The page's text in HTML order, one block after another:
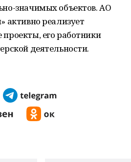
значимых объектов. АО
активно реализует
его работники
деятельности.